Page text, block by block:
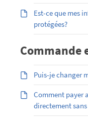
Est-ce que mes
protégées?
Commande
Puis-je changer
Comment payer
directement